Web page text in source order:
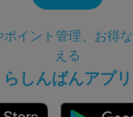
イント管理、お得
える
らしんばんアプリ